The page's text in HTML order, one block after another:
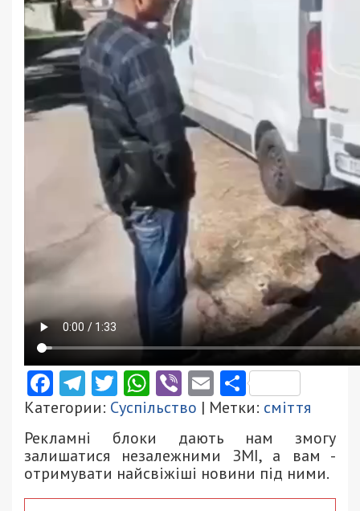
Facebook
Telegram
Twitter
WhatsApp
ViberEmail
Категории: Суспільство | Метки: сміття
Рекламні блоки дають нам змогу
залишатися незалежними ЗМІ, а вам -
отримувати найсвіжіші новини під ними.